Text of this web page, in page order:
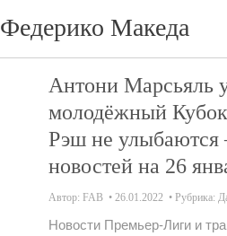
Федерико Македа
Антони Марсьяль
молодёжный
Рэш не
новостей на 26
Автор: FAB 26.01.2022 Рубрика:
Новости Премьер-Лиги и